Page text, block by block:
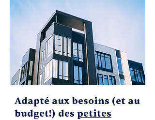
Adapté aux besoins (et au
budget!) des petites